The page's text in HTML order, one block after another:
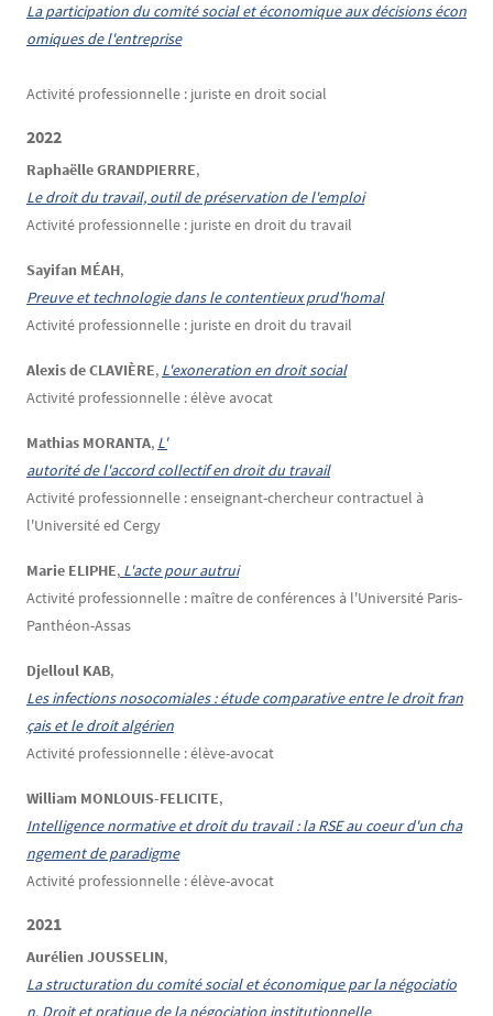
La participation du comité social et économique aux décisions écon
omiques de l'entreprise
Activité professionnelle : juriste en droit social
2022
Raphaëlle GRANDPIERRE,
Le droit du travail, outil de préservation de l'emploi
Activité professionnelle : juriste en droit du travail
Sayifan MÉAH,
Preuve et technologie dans le contentieux prud'homal
Activité professionnelle : juriste en droit du travail
Alexis de CLAVIÈRE, L'exoneration en droit social
Activité professionnelle : élève avocat
Mathias MORANTA, L'
autorité de l'accord collectif en droit du travail
Activité professionnelle : enseignant-chercheur contractuel à
l'Université ed Cergy
Marie ELIPHE, L'acte pour autrui
Activité professionnelle : maître de conférences à l'Université Paris-
Panthéon-Assas
Djelloul KAB,
Les infections nosocomiales : étude comparative entre le droit fran
çais et le droit algérien
Activité professionnelle : élève-avocat
William MONLOUIS-FELICITE,
Intelligence normative et droit du travail : la RSE au coeur d'un cha
ngement de paradigme
Activité professionnelle : élève-avocat
2021
Aurélien JOUSSELIN,
La structuration du comité social et économique par la négociatio
n. Droit et pratique de la négociation institutionnelle